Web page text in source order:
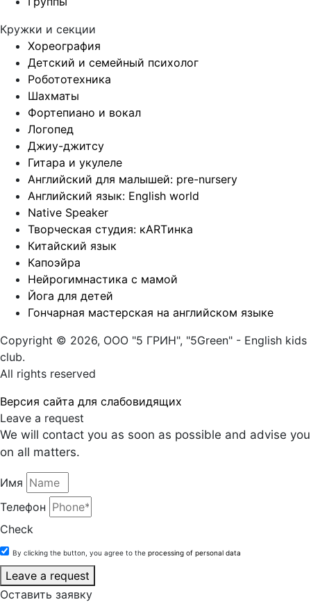
Кружки и секции
Хореография
Детский и семейный психолог
Робототехника
Шахматы
Фортепиано и вокал
Логопед
Джиу-джитсу
Гитара и укулеле
Английский для малышей: pre-nursery
Английский язык: English world
Native Speaker
Творческая студия: кARTинка
Китайский язык
Капоэйра
Нейрогимнастика с мамой
Йога для детей
Гончарная мастерская на английском языке
Copyright © 2026, ООО "5 ГРИН", "5Green" - English kids
club.
All rights reserved
Версия сайта для слабовидящих
Leave a request
We will contact you as soon as possible and advise you
on all matters.
Имя
Телефон
Check
By clicking the button, you agree to the processing of personal data
Leave a request
Оставить заявку